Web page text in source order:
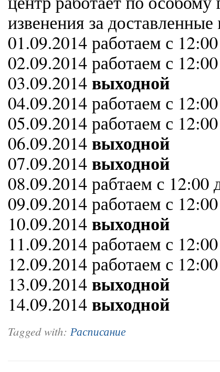
извенения за доставленные
01.09.2014 работаем с
02.09.2014 работаем с
03.09.2014 выходной
04.09.2014 работаем с
05.09.2014 работаем с
06.09.2014 выходной
07.09.2014 выходной
08.09.2014 рабтаем с 12:00
09.09.2014 работаем с
10.09.2014 выходной
11.09.2014 работаем с
12.09.2014 работаем с
13.09.2014 выходной
14.09.2014 выходной
Tagged with: Расписание